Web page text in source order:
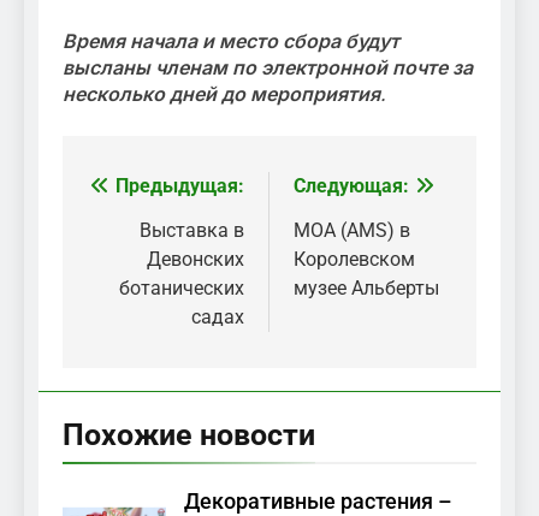
Время начала и место сбора будут
высланы членам по электронной почте за
несколько дней до мероприятия.
Навигация
записям
Предыдущая:
Выставка в
Девонских
ботанических
садах
Следующая:
МОА (AMS) в
Королевском
музее Альберты
Похожие новости
Декоративные растения –